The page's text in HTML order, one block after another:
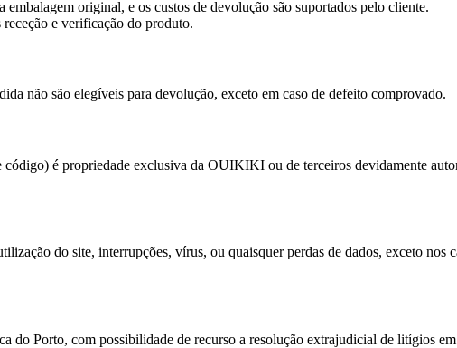
original, e os custos de devolução são suportados pelo cliente.
e verificação do produto.
não são elegíveis para devolução, exceto em caso de defeito comprovado.
é propriedade exclusiva da OUIKIKI ou de terceiros devidamente
do site, interrupções, vírus, ou quaisquer perdas de dados, exceto nos
do Porto, com possibilidade de recurso a resolução extrajudicial de litígios